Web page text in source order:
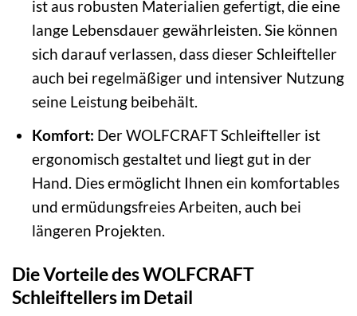
ist aus robusten Materialien gefertigt, die eine
lange Lebensdauer gewährleisten. Sie können
sich darauf verlassen, dass dieser Schleifteller
auch bei regelmäßiger und intensiver Nutzung
seine Leistung beibehält.
Komfort: Der WOLFCRAFT Schleifteller ist
ergonomisch gestaltet und liegt gut in der
Hand. Dies ermöglicht Ihnen ein komfortables
und ermüdungsfreies Arbeiten, auch bei
längeren Projekten.
Die Vorteile des WOLFCRAFT
Schleiftellers im Detail